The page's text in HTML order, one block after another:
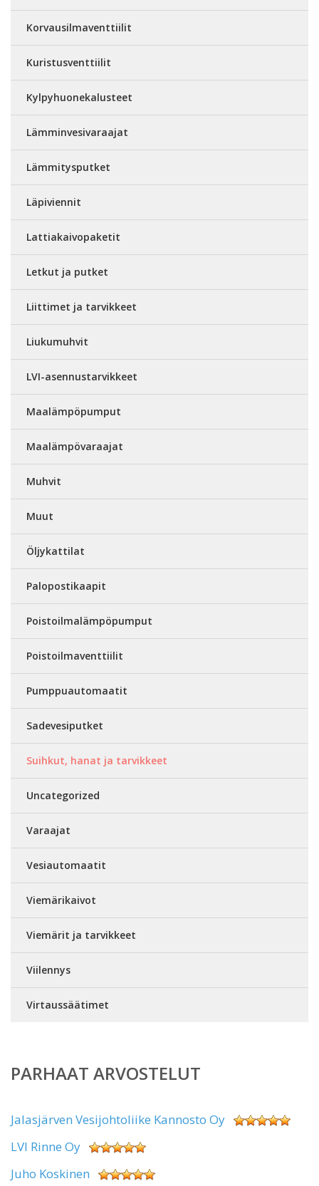
Korvausilmaventtiilit
Kuristusventtiilit
Kylpyhuonekalusteet
Lämminvesivaraajat
Lämmitysputket
Läpiviennit
Lattiakaivopaketit
Letkut ja putket
Liittimet ja tarvikkeet
Liukumuhvit
LVI-asennustarvikkeet
Maalämpöpumput
Maalämpövaraajat
Muhvit
Muut
Öljykattilat
Palopostikaapit
Poistoilmalämpöpumput
Poistoilmaventtiilit
Pumppuautomaatit
Sadevesiputket
Suihkut, hanat ja tarvikkeet
Uncategorized
Varaajat
Vesiautomaatit
Viemärikaivot
Viemärit ja tarvikkeet
Viilennys
Virtaussäätimet
PARHAAT ARVOSTELUT
Jalasjärven Vesijohtoliike Kannosto Oy
LVI Rinne Oy
Juho Koskinen